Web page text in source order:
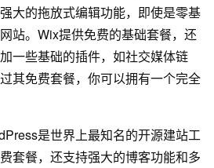
大的拖放式编辑功能，即使是零基
站。Wix提供免费的基础套餐，还
一些基础的插件，如社交媒体链
其免费套餐，你可以拥有一个完全
是世界上最知名的开源建站工
套餐，还支持强大的博客功能和多